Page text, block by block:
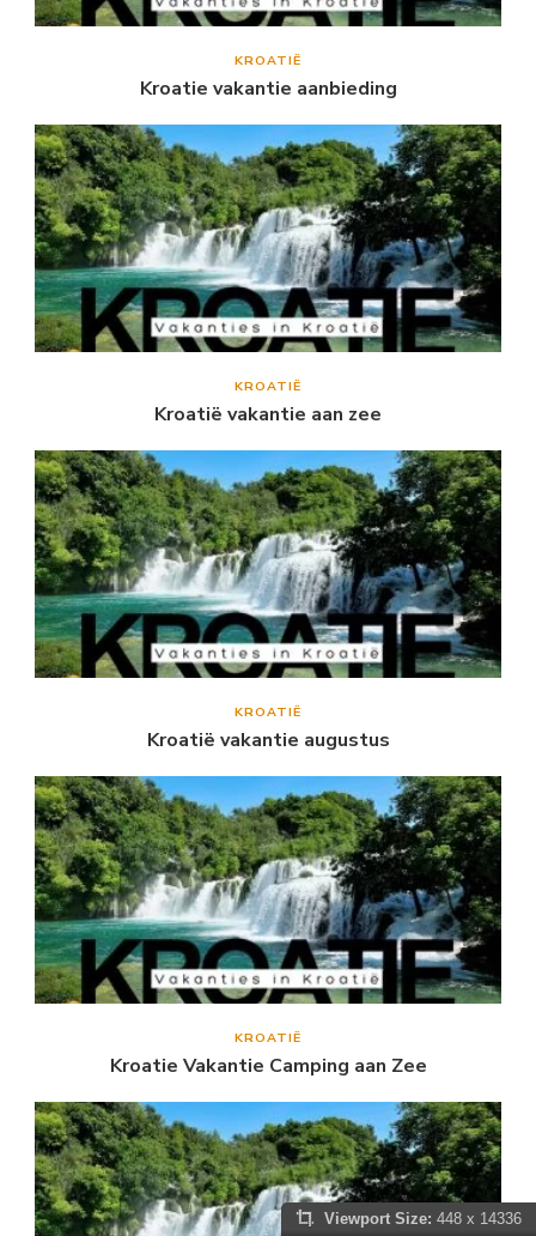
KROATIË
Kroatie vakantie aanbieding
KROATIË
Kroatië vakantie aan zee
KROATIË
Kroatië vakantie augustus
KROATIË
Kroatie Vakantie Camping aan Zee
Viewport Size: 448 x 14336